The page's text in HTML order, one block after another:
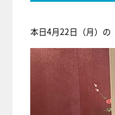
本日4月22日（月）の